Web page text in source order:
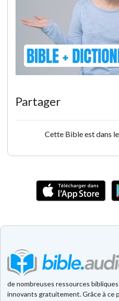
Partager
Cette Bible est dans
de nombreuses ressources
innovants gratuitement. Grâce à ce